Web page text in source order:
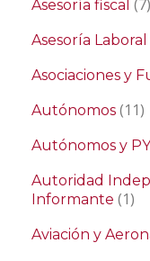
Asesoría fiscal (7)
Asesoría Laboral
Asociaciones y
Autónomos (11)
Autónomos y
Autoridad
Informante (1)
Aviación y